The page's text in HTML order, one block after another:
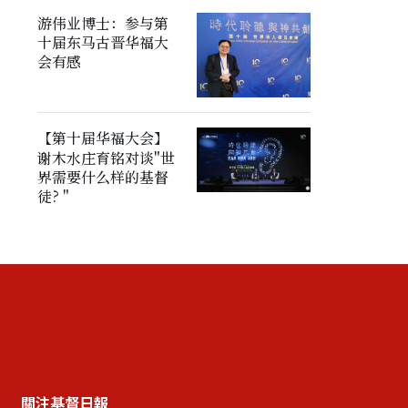
游伟业博士：参与第
十届东马古晋华福大
会有感
【第十届华福大会】
谢木水庄育铭对谈"世
界需要什么样的基督
徒? "
關注基督日報